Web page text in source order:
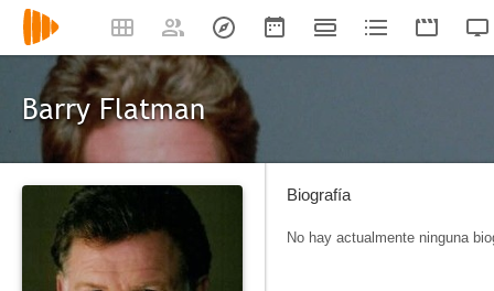
Barry Flatman
Biografía
No hay actualmente ninguna